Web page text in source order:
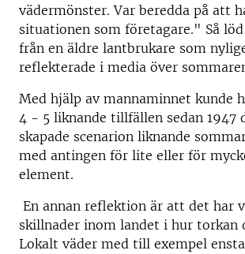
vädermönster. Var beredda på att
situationen som företagare." Så
från en äldre lantbrukare som
reflekterade i media över
Med hjälp av mannaminnet kunde
4 - 5 liknande tillfällen sedan 1947
skapade scenarion liknande
med antingen för lite eller för
element.
En annan reflektion är att det har
skillnader inom landet i hur torkan
Lokalt väder med till exempel